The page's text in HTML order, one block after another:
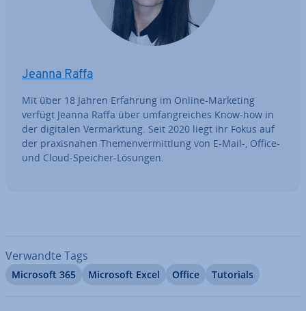
Jeanna Raffa
Mit über 18 Jahren Erfahrung im Online-Marketing
verfügt Jeanna Raffa über um­fang­rei­ches Know-how in
der digitalen Ver­mark­tung. Seit 2020 liegt ihr Fokus auf
der pra­xis­na­hen The­men­ver­mitt­lung von E-Mail-, Office-
und Cloud-Speicher-Lösungen.
Verwandte Tags
Microsoft 365 Microsoft Excel Office Tutorials